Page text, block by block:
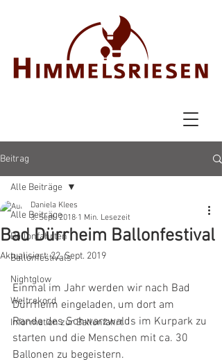
Beitrag
Alle Beiträge
Ballonfahrten
Ballonfestivals
Nightglow
Weltrekord
Information zur Ballonfahrt
Alle Beiträge
Bad Dürrheim Ballonfestival
Daniela Klees
3. Sept. 2018 1 Min. Lesezeit
Aktualisiert:22. Sept. 2019
Einmal im Jahr werden wir nach Bad
Dürrheim eingeladen, um dort am
Rande des Schwarzwalds im Kurpark zu
starten und die Menschen mit ca. 30
Ballonen zu begeistern.